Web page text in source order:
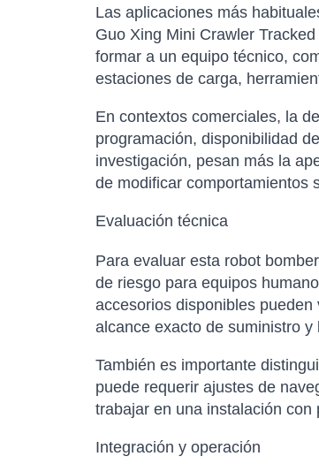
Las aplicaciones más
Guo Xing Mini Crawler
formar a un equipo técnico,
estaciones de carga,
En contextos comerciales, la
programación, disponibilidad
investigación, pesan más la
de modificar comportamientos
Evaluación técnica
Para evaluar esta robot
de riesgo para equipos
accesorios disponibles
alcance exacto de suministro
También es importante
puede requerir ajustes de
trabajar en una instalación
Integración y operación